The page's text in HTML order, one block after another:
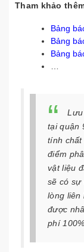
Tham khảo
Bảng
Bảng
Bảng
tại quận
tính chất
điểm
vật liệu
sẽ có sự
lòng
được
phí 100%.